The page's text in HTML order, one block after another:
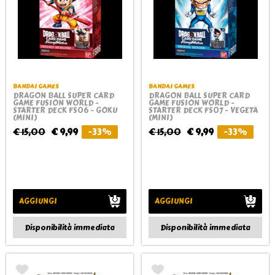
BANDAI GAMES
DRAGON BALL SUPER CARD
GAME FUSION WORLD -
STARTER DECK FS06 - GOKU
(MINI)
€ 15,00 € 9,99 -33%
AGGIUNGI
Disponibilità immediata
BANDAI GAMES
DRAGON BALL SUPER CARD
GAME FUSION WORLD -
STARTER DECK FS07 - VEGETA
(MINI)
€ 15,00 € 9,99 -33%
AGGIUNGI
Disponibilità immediata